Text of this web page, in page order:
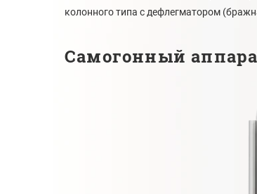
колонного типа с дефлегматором
Самогонный